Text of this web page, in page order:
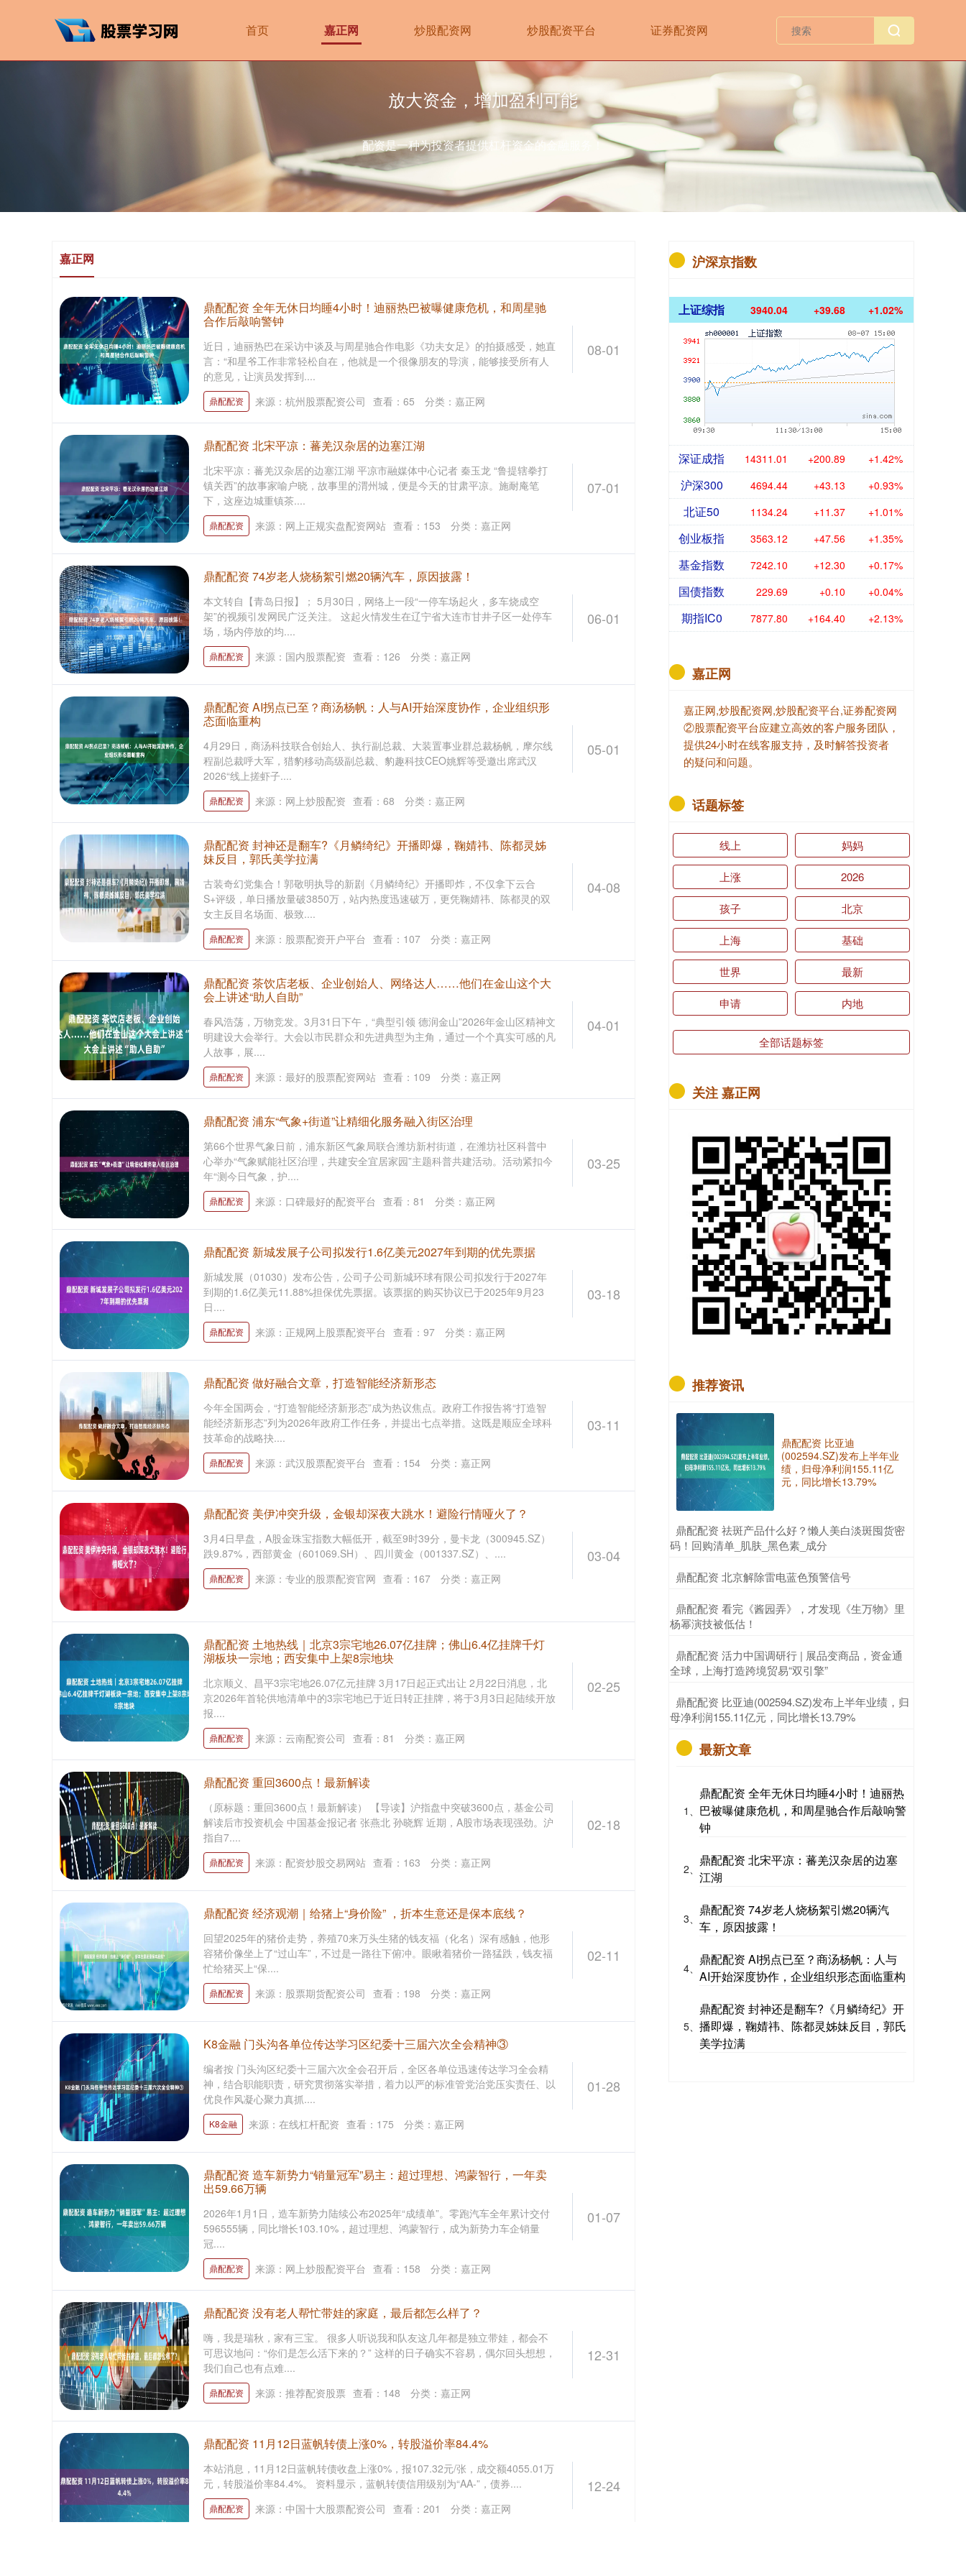
首页 嘉正网 炒股配资网 炒股配资平台 证券配资网
放大资金，增加盈利可能
配资是一种为投资者提供杠杆资金的金融服务！
嘉正网
08-01
鼎配配资 全年无休日均睡4小时！迪丽热巴被曝健康危机，和周星驰
合作后敲响警钟
近日，迪丽热巴在采访中谈及与周星驰合作电影《功夫女足》的拍摄感受，她直
言：“和星爷工作非常轻松自在，他就是一个很像朋友的导演，能够接受所有人
的意见，让演员发挥到....
鼎配配资 来源：杭州股票配资公司 查看： 65 分类： 嘉正网
07-01
鼎配配资 北宋平凉：蕃羌汉杂居的边塞江湖
北宋平凉：蕃羌汉杂居的边塞江湖 平凉市融媒体中心记者 秦玉龙 “鲁提辖拳打
镇关西”的故事家喻户晓，故事里的渭州城，便是今天的甘肃平凉。施耐庵笔
下，这座边城重镇茶....
鼎配配资 来源：网上正规实盘配资网站 查看： 153 分类： 嘉正网
06-01
鼎配配资 74岁老人烧杨絮引燃20辆汽车，原因披露！
本文转自【青岛日报】； 5月30日，网络上一段“一停车场起火，多车烧成空
架”的视频引发网民广泛关注。 这起火情发生在辽宁省大连市甘井子区一处停车
场，场内停放的均....
鼎配配资 来源：国内股票配资 查看： 126 分类： 嘉正网
05-01
鼎配配资 AI拐点已至？商汤杨帆：人与AI开始深度协作，企业组织形
态面临重构
4月29日，商汤科技联合创始人、执行副总裁、大装置事业群总裁杨帆，摩尔线
程副总裁呼大军，猎豹移动高级副总裁、豹趣科技CEO姚辉等受邀出席武汉
2026“线上搓虾子....
鼎配配资 来源：网上炒股配资 查看： 68 分类： 嘉正网
04-08
鼎配配资 封神还是翻车?《月鳞绮纪》开播即爆，鞠婧祎、陈都灵姊
妹反目，郭氏美学拉满
古装奇幻党集合！郭敬明执导的新剧《月鳞绮纪》开播即炸，不仅拿下云合
S+评级，单日播放量破3850万，站内热度迅速破万，更凭鞠婧祎、陈都灵的双
女主反目名场面、极致....
鼎配配资 来源：股票配资开户平台 查看： 107 分类： 嘉正网
04-01
鼎配配资 茶饮店老板、企业创始人、网络达人……他们在金山这个大
会上讲述“助人自助”
春风浩荡，万物竞发。3月31日下午，“典型引领 德润金山”2026年金山区精神文
明建设大会举行。大会以市民群众和先进典型为主角，通过一个个真实可感的凡
人故事，展....
鼎配配资 来源：最好的股票配资网站 查看： 109 分类： 嘉正网
03-25
鼎配配资 浦东“气象+街道”让精细化服务融入街区治理
第66个世界气象日前，浦东新区气象局联合潍坊新村街道，在潍坊社区科普中
心举办“气象赋能社区治理，共建安全宜居家园”主题科普共建活动。活动紧扣今
年“测今日气象，护....
鼎配配资 来源：口碑最好的配资平台 查看： 81 分类： 嘉正网
03-18
鼎配配资 新城发展子公司拟发行1.6亿美元2027年到期的优先票据
新城发展（01030）发布公告，公司子公司新城环球有限公司拟发行于2027年
到期的1.6亿美元11.88%担保优先票据。该票据的购买协议已于2025年9月23
日....
鼎配配资 来源：正规网上股票配资平台 查看： 97 分类： 嘉正网
03-11
鼎配配资 做好融合文章，打造智能经济新形态
今年全国两会，“打造智能经济新形态”成为热议焦点。政府工作报告将“打造智
能经济新形态”列为2026年政府工作任务，并提出七点举措。这既是顺应全球科
技革命的战略抉....
鼎配配资 来源：武汉股票配资平台 查看： 154 分类： 嘉正网
03-04
鼎配配资 美伊冲突升级，金银却深夜大跳水！避险行情哑火了？
3月4日早盘，A股金珠宝指数大幅低开，截至9时39分，曼卡龙（300945.SZ）
跌9.87%，西部黄金（601069.SH）、四川黄金（001337.SZ）、....
鼎配配资 来源：专业的股票配资官网 查看： 167 分类： 嘉正网
02-25
鼎配配资 土地热线｜北京3宗宅地26.07亿挂牌；佛山6.4亿挂牌千灯
湖板块一宗地；西安集中上架8宗地块
北京顺义、昌平3宗宅地26.07亿元挂牌 3月17日起正式出让 2月22日消息，北
京2026年首轮供地清单中的3宗宅地已于近日转正挂牌，将于3月3日起陆续开放
报....
鼎配配资 来源：云南配资公司 查看： 81 分类： 嘉正网
02-18
鼎配配资 重回3600点！最新解读
（原标题：重回3600点！最新解读） 【导读】沪指盘中突破3600点，基金公司
解读后市投资机会 中国基金报记者 张燕北 孙晓辉 近期，A股市场表现强劲。沪
指自7....
鼎配配资 来源：配资炒股交易网站 查看： 163 分类： 嘉正网
02-11
鼎配配资 经济观潮｜给猪上“身价险” ，折本生意还是保本底线？
回望2025年的猪价走势，养殖70来万头生猪的钱友福（化名）深有感触，他形
容猪价像坐上了“过山车”，不过是一路往下俯冲。眼瞅着猪价一路猛跌，钱友福
忙给猪买上“保....
鼎配配资 来源：股票期货配资公司 查看： 198 分类： 嘉正网
01-28
K8金融 门头沟各单位传达学习区纪委十三届六次全会精神③
编者按 门头沟区纪委十三届六次全会召开后，全区各单位迅速传达学习全会精
神，结合职能职责，研究贯彻落实举措，着力以严的标准管党治党压实责任、以
优良作风凝心聚力真抓....
K8金融 来源：在线杠杆配资 查看： 175 分类： 嘉正网
01-07
鼎配配资 造车新势力“销量冠军”易主：超过理想、鸿蒙智行，一年卖
出59.66万辆
2026年1月1日，造车新势力陆续公布2025年“成绩单”。零跑汽车全年累计交付
596555辆，同比增长103.10%，超过理想、鸿蒙智行，成为新势力车企销量
冠....
鼎配配资 来源：网上炒股配资平台 查看： 158 分类： 嘉正网
12-31
鼎配配资 没有老人帮忙带娃的家庭，最后都怎么样了？
嗨，我是瑞秋，家有三宝。 很多人听说我和队友这几年都是独立带娃，都会不
可思议地问：“你们是怎么活下来的？” 这样的日子确实不容易，偶尔回头想想，
我们自己也有点难....
鼎配配资 来源：推荐配资股票 查看： 148 分类： 嘉正网
12-24
鼎配配资 11月12日蓝帆转债上涨0%，转股溢价率84.4%
本站消息，11月12日蓝帆转债收盘上涨0%，报107.32元/张，成交额4055.01万
元，转股溢价率84.4%。 资料显示，蓝帆转债信用级别为“AA-”，债券....
鼎配配资 来源：中国十大股票配资公司 查看： 201 分类： 嘉正网
沪深京指数
上证综指 3940.04 +39.68 +1.02%
深证成指 14311.01 +200.89 +1.42%
沪深300 4694.44 +43.13 +0.93%
北证50 1134.24 +11.37 +1.01%
创业板指 3563.12 +47.56 +1.35%
基金指数 7242.10 +12.30 +0.17%
国债指数 229.69 +0.10 +0.04%
期指IC0 7877.80 +164.40 +2.13%
嘉正网
嘉正网,炒股配资网,炒股配资平台,证券配资网
②股票配资平台应建立高效的客户服务团队，
提供24小时在线客服支持，及时解答投资者
的疑问和问题。
话题标签
线上 妈妈
上涨 2026
孩子 北京
上海 基础
世界 最新
申请 内地
全部话题标签
关注 嘉正网
推荐资讯
鼎配配资 比亚迪
(002594.SZ)发布上半年业
绩，归母净利润155.11亿
元，同比增长13.79%
​鼎配配资 祛斑产品什么好？懒人美白淡斑囤货密
码！回购清单_肌肤_黑色素_成分
​鼎配配资 北京解除雷电蓝色预警信号
​鼎配配资 看完《酱园弄》，才发现《生万物》里
杨幂演技被低估！
​鼎配配资 活力中国调研行 | 展品变商品，资金通
全球，上海打造跨境贸易“双引擎”
​鼎配配资 比亚迪(002594.SZ)发布上半年业绩，归
母净利润155.11亿元，同比增长13.79%
最新文章
1、
鼎配配资 全年无休日均睡4小时！迪丽热
巴被曝健康危机，和周星驰合作后敲响警
钟
2、
鼎配配资 北宋平凉：蕃羌汉杂居的边塞
江湖
3、
鼎配配资 74岁老人烧杨絮引燃20辆汽
车，原因披露！
4、
鼎配配资 AI拐点已至？商汤杨帆：人与
AI开始深度协作，企业组织形态面临重构
5、
鼎配配资 封神还是翻车?《月鳞绮纪》开
播即爆，鞠婧祎、陈都灵姊妹反目，郭氏
美学拉满